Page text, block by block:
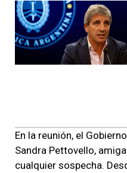
En la reunión, el
Sandra Pettovello,
cualquier sospecha.